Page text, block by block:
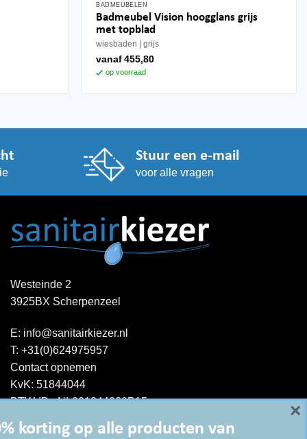
BADMEUBELEN
Badmeubel Vision hoogglans grijs
met topblad
wiesbaden grijs
vanaf 455,80
op voorraad
Dit
product
heeft
meerdere
variaties.
worden
op
de
productpagina
Stuur een e-mail
voor alle vragen
Westeinde 2
3925BX Scherpenzeel
E: info@sanitairkiezer.nl
T: +31(0)624975957
Contact opnemen
KvK: 51844044
BTW-ID : NL001344060B15
korting op alle producten van
×